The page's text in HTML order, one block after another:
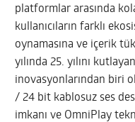
platformlar arasında
kullanıcıların farklı
oynamasına ve içerik
yılında 25. yılını
inovasyonlarından biri
/ 24 bit kablosuz ses
imkanı ve OmniPlay